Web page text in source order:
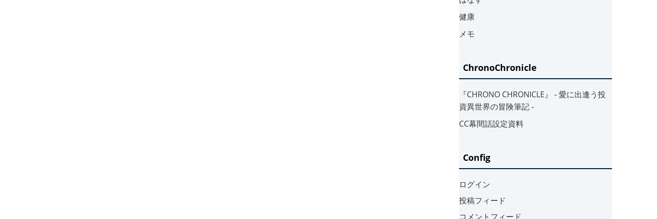
健康
メモ
ChronoChronicle
『CHRONO CHRONICLE』 ‐ 愛に出逢う投
資異世界の冒険筆記 ‐
CC幕間話設定資料
Config
ログイン
投稿フィード
コメントフィード